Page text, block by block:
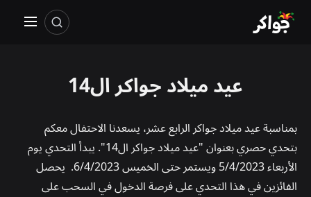
عيد ميلاد جواكر ال14
بمناسبة عيد ميلاد جواكر الرابع عشر، يسعدنا الاحتفال معكم
بتحدي حصري بعنوان "عيد ميلاد جواكر ال14". يبدأ التحدي يوم
الأربعاء 5/4/2023 ويستمر حتى الخميس 6/4/2023. يحصل
الفائزين في هذا التحدي على فرصة الدخول في السحب على